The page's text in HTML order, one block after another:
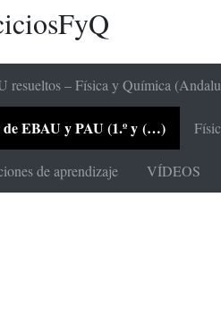
resueltos – Física y Química
de EBAU y PAU (1.º y (…)
de aprendizaje VÍDEOS